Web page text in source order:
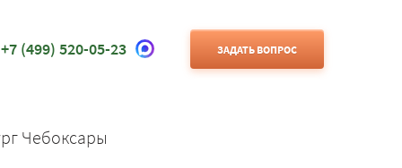
+7 (499) 520-05-23 ЗАДАТЬ ВОПРОС
Чебоксары